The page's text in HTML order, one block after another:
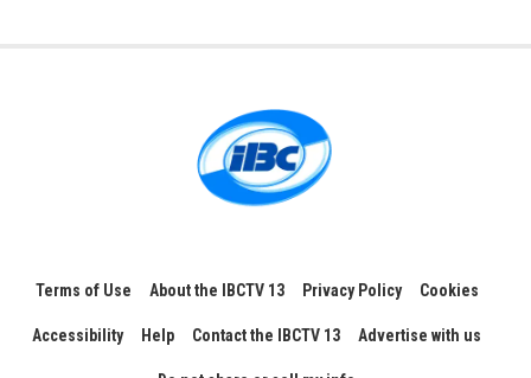
Terms of Use About the IBCTV 13 Privacy Policy Cookies
Accessibility Help Contact the IBCTV 13 Advertise with us